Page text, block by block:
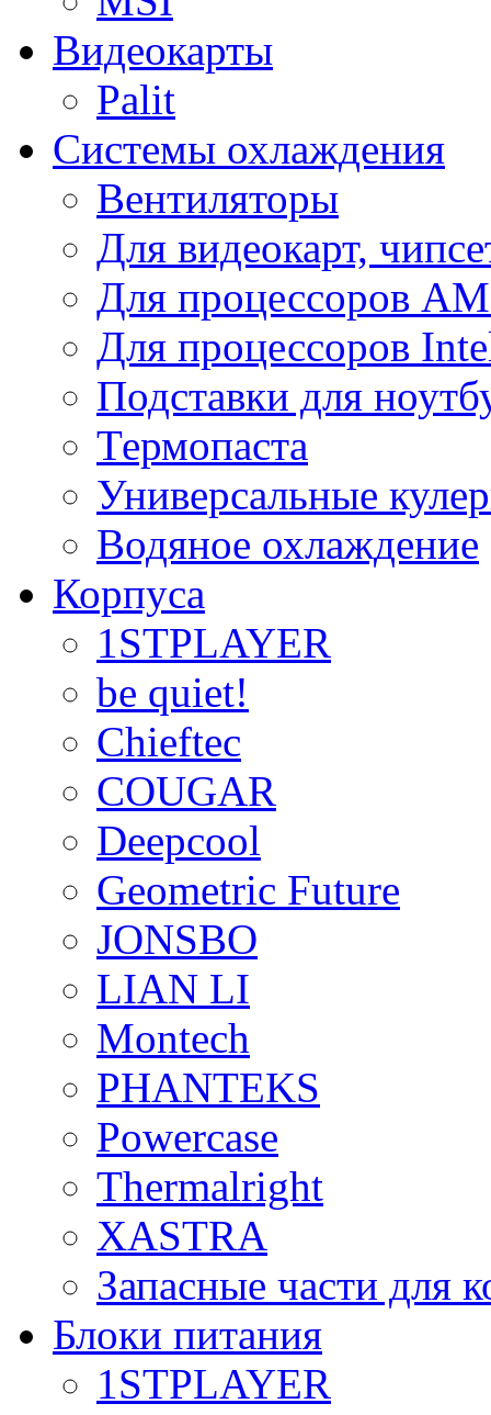
Видеокарты
Palit
Системы охлаждения
Вентиляторы
Для видеокарт,
Для процессоров
Для процессоров
Подставки для
Термопаста
Универсальные
Водяное охлаждение
Корпуса
1STPLAYER
be quiet!
Chieftec
COUGAR
Deepcool
Geometric Future
JONSBO
LIAN LI
Montech
PHANTEKS
Powercase
Thermalright
XASTRA
Запасные части для
Блоки питания
1STPLAYER